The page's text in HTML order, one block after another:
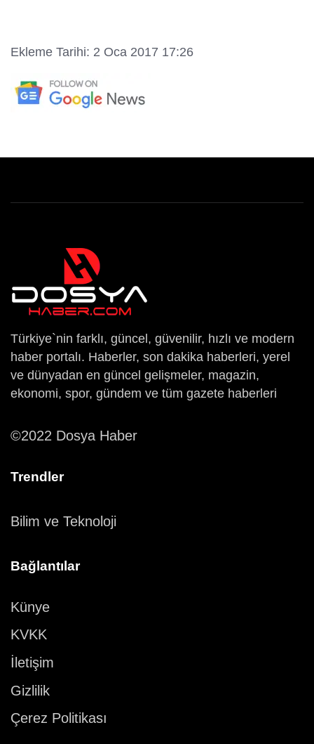
Ekleme Tarihi: 2 Oca 2017 17:26
Türkiye`nin farklı, güncel, güvenilir, hızlı ve modern
haber portalı. Haberler, son dakika haberleri, yerel
ve dünyadan en güncel gelişmeler, magazin,
ekonomi, spor, gündem ve tüm gazete haberleri
©2022 Dosya Haber
Trendler
Bilim ve Teknoloji
Bağlantılar
Künye
KVKK
İletişim
Gizlilik
Çerez Politikası